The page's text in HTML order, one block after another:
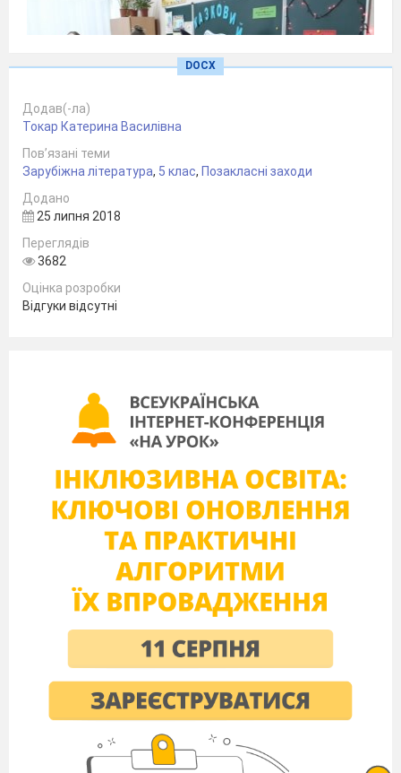
Ведучі:
Всіх тих, хто вдумливо читає,
І тих, хто любить мандрувати
Дочка вельможі
Кмітливих, добрих і відважних,
А ще, звичайно, і уважних,
Звеселить і причарує,
Окрилить тим, що подарує
Казок чудовий хоровод.
Вчитель
Казка-це мудра вчителька, яка за допомогою
різних прийомів, хитрощів, чарівних предметів
спонукає нас повірити в те, що добрих людей
на світі більше, ніж злих, і якщо дуже захочеш,
то можна здійснити чимало справ, які зроблять
DOCX
Додав(-ла)
Токар Катерина Василівна
Пов’язані теми
Зарубіжна література, 5 клас, Позакласні заходи
Додано
25 липня 2018
Переглядів
3682
Оцінка розробки
Відгуки відсутні